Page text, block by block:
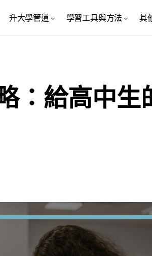
升大學管道 學習工具與方法 其
：給高中生